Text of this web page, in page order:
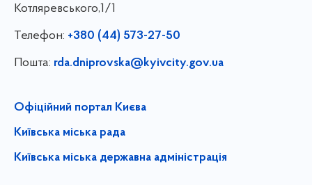
Котляревського,1/1
Телефон: +380 (44) 573-27-50
Пошта: rda.dniprovska@kyivcity.gov.ua
Офіційний портал Києва
Київська міська рада
Київська міська державна адміністрація